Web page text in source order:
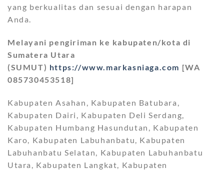
yang berkualitas dan sesuai dengan harapan
Anda.
Melayani pengiriman ke kabupaten/kota di
Sumatera Utara
(SUMUT) https://www.markasniaga.com [WA
085730453518]
Kabupaten Asahan, Kabupaten Batubara,
Kabupaten Dairi, Kabupaten Deli Serdang,
Kabupaten Humbang Hasundutan, Kabupaten
Karo, Kabupaten Labuhanbatu, Kabupaten
Labuhanbatu Selatan, Kabupaten Labuhanbatu
Utara, Kabupaten Langkat, Kabupaten